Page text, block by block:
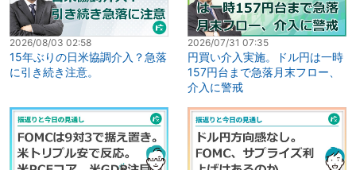
2026/08/03 02:58
15年ぶりの日米協調介入？急落
に引き続き注意。
2026/07/31 07:35
円買い介入実施。ドル円は一時
157円台まで急落月末フロー、
介入に警戒